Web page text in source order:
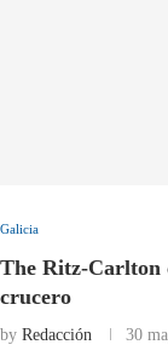
Galicia
The Ritz-Carlton
crucero
by Redacción 30